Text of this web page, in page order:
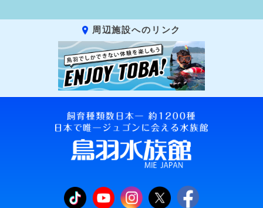
周辺施設へのリンク